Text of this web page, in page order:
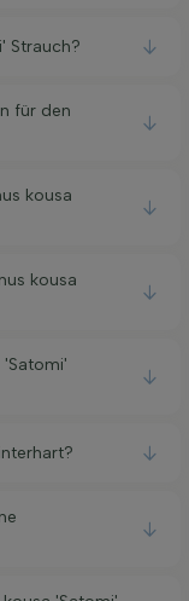
Strauch?
für den
kousa
kousa
'Satomi'